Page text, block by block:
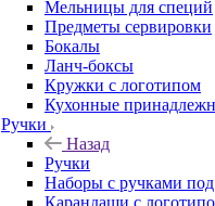
Мельницы для специй
Предметы сервировки
Бокалы
Ланч-боксы
Кружки с логотипом
Кухонные
Ручки
Назад
Ручки
Наборы с ручками под
Карандаши с